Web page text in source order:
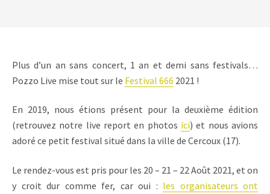
Plus d’un an sans concert, 1 an et demi sans festivals…
Pozzo Live mise tout sur le Festival 666 2021 !
En 2019, nous étions présent pour la deuxième édition
(retrouvez notre live report en photos ici) et nous avions
adoré ce petit festival situé dans la ville de Cercoux (17).
Le rendez-vous est pris pour les 20 – 21 – 22 Août 2021, et on
y croit dur comme fer, car oui : les organisateurs ont